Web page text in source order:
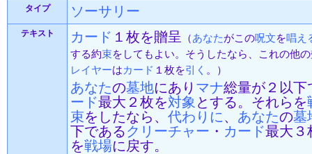
タイプ ソーサリー
テキスト カード １枚を贈呈 （あなたがこの呪文を唱え
する約束をしてもよい。そうしたなら、これの他の
レイヤーはカード １枚を引く 。）
あなたの墓地にあり マナ総量が２以下
ード最大２枚を対象 とする。それらを
束をしたなら、 代わりに、 あなたの墓
下であるクリーチャー ・ カード最大３
を戦場に戻す。